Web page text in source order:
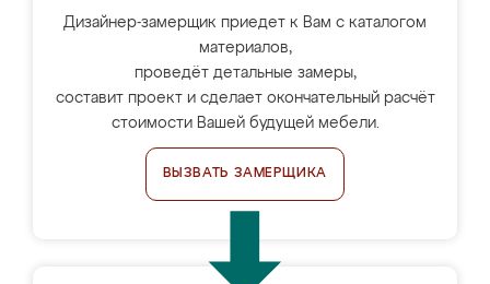
Дизайнер-замерщик приедет к Вам с каталогом
материалов,
проведёт детальные замеры,
составит проект и сделает окончательный расчёт
стоимости Вашей будущей мебели.
ВЫЗВАТЬ ЗАМЕРЩИКА